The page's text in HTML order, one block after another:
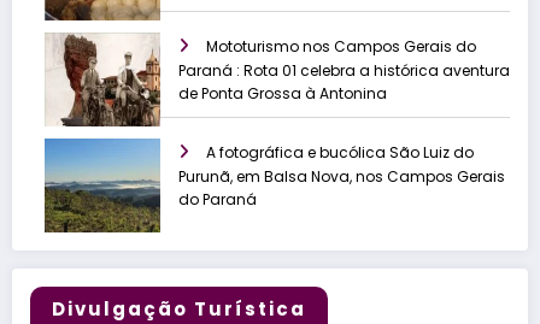
Mototurismo nos Campos Gerais do
Paraná : Rota 01 celebra a histórica aventura
de Ponta Grossa à Antonina
A fotográfica e bucólica São Luiz do
Purunã, em Balsa Nova, nos Campos Gerais
do Paraná
Divulgação Turística